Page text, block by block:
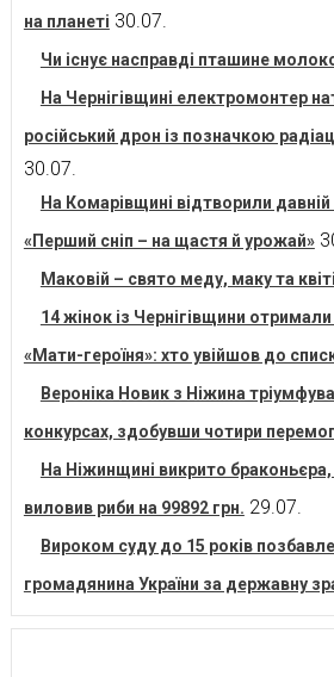
на планеті 30.07.
Чи існує насправді пташине
На Чернігівщині електромонтер
російський дрон із позначкою
30.07.
На Комарівщині відтворили
«Перший сніп – на щастя й урожай»
Маковій – свято меду, маку та
14 жінок із Чернігівщини
«Мати-героїня»: хто увійшов до
Вероніка Новик з Ніжина
конкурсах, здобувши чотири
На Ніжинщині викрито
виловив риби на 99892 грн. 29.07.
Вироком суду до 15 років
громадянина України за державну